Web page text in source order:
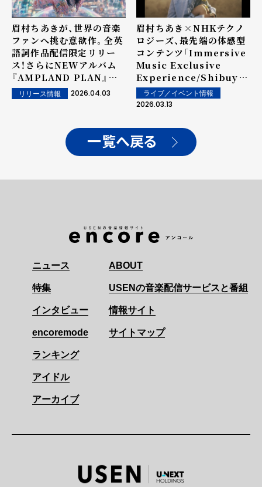
眉村ちあきが、世界の音楽
ファンへ挑む意欲作。全英
語詞作品配信限定リリー
ス！さらにNEWアルバム
『AMPLAND PLAN』か
ら「渋谷ふりーふぉーる」
Music Videoフルサイズ
リリース情報 2026.04.03
眉村ちあき×NHKテクノ
ロジーズ、最先端の体感型
コンテンツ「Immersive
Music Exclusive
Experience/Shibuya
Free Fall(渋谷ふりーふ
ぉーる)」
ライブ／イベント情報
2026.03.13
一覧へ戻る
ニュース
特集
インタビュー
encoremode
ランキング
アイドル
アーカイブ
ABOUT
USENの音楽配信サービスと番組
情報サイト
サイトマップ